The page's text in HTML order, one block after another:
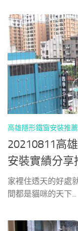
高雄隱形鐵窗安裝推薦
20210811高
安裝實績分享
家裡住透天的好處
間都是貓咪的天下...